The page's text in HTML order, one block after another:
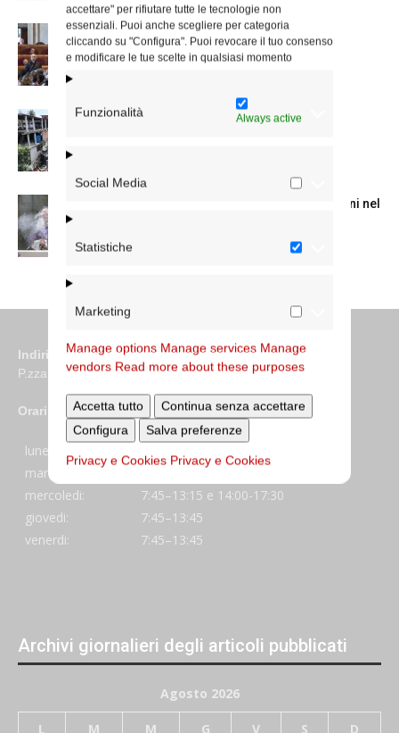
accettare" per rifiutare tutte le tecnologie non
essenziali. Puoi anche scegliere per categoria
cliccando su "Configura". Puoi revocare il tuo consenso
e modificare le tue scelte in qualsiasi momento
Funzionalità Always active
Social Media
Statistiche
Marketing
Manage options Manage services Manage
vendors Read more about these purposes
Accetta tutto
Continua senza accettare
Configura
Salva preferenze
Privacy e Cookies Privacy e Cookies
Dichiarazione di Roma, l’intervento del
cardinale Reina in Campidoglio
Colletta per il Venezuela, la lettera del
La Messa in suffragio del cardinale Ruini nel
Indirizzo
P.zza S. Giovanni in Laterano 6 00184 Roma
Orari
lunedi:
martedi:
7:45–13:15 e 14:00-17:30
mercoledi:
7:45–13:15 e 14:00-17:30
giovedi:
7:45–13:45
venerdi:
7:45–13:45
Archivi giornalieri degli articoli pubblicati
Agosto 2026
L M M G V S D